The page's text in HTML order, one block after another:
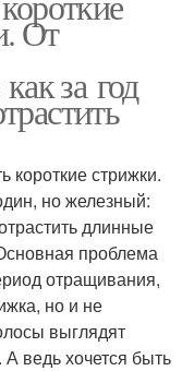
От
за год
короткие стрижки.
но железный:
длинные
проблема
отращивания,
но и не
выглядят
ведь хочется быть